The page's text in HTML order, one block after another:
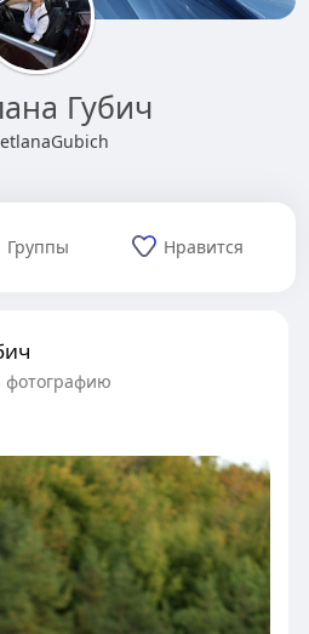
Губич
Группы Нравится
фотографию